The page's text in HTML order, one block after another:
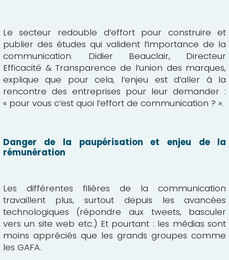
Le secteur redouble d’effort pour construire et
publier des études qui valident l’importance de la
communication. Didier Beauclair, Directeur
Efficacité & Transparence de l’union des marques,
explique que pour cela, l’enjeu est d’aller à la
rencontre des entreprises pour leur demander :
« pour vous c’est quoi l’effort de communication ? ».
Danger de la paupérisation et enjeu de la
rémunération
Les différentes filières de la communication
travaillent plus, surtout depuis les avancées
technologiques (répondre aux tweets, basculer
vers un site web etc.) Et pourtant : les médias sont
moins appréciés que les grands groupes comme
les GAFA.